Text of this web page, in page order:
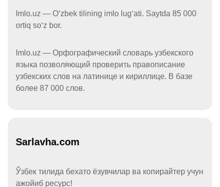
Imlo.uz — Oʻzbek tilining imlo lugʻati. Saytda 85 000
ortiq soʻz bor.
Imlo.uz — Орфографический словарь узбекского
языка позволяющий проверить правописание
узбекских слов на латинице и кириллице. В базе
более 87 000 слов.
Sarlavha.com
Ўзбек тилида бехато ёзувчилар ва копирайтер учун
ажойиб ресурс!